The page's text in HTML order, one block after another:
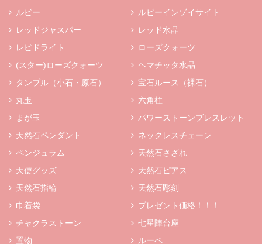
ルビー
ルビーインゾイサイト
レッドジャスパー
レッド水晶
レピドライト
ローズクォーツ
(スター)ローズクォーツ
ヘマチッタ水晶
タンブル（小石・原石）
宝石ルース（裸石）
丸玉
六角柱
まが玉
パワーストーンブレスレット
天然石ペンダント
ネックレスチェーン
ペンジュラム
天然石さざれ
天使グッズ
天然石ピアス
天然石指輪
天然石彫刻
巾着袋
プレゼント価格！！！
チャクラストーン
七星陣台座
置物
ルーペ